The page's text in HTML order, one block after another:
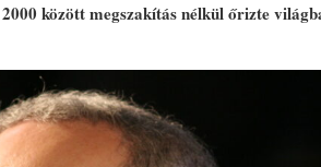
között megszakítás nélkül őrizte